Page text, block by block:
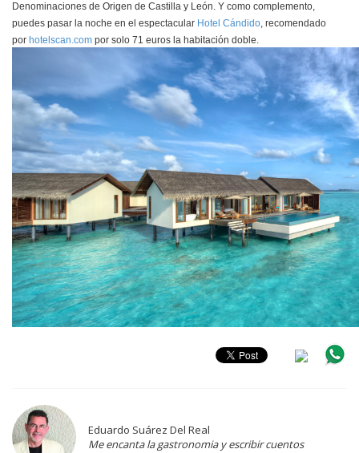
Denominaciones de Origen de Castilla y León. Y como complemento,
puedes pasar la noche en el espectacular Hotel Cándido, recomendado
por hotelscan.com por solo 71 euros la habitación doble.
Eduardo Suárez Del Real
Me encanta la gastronomia y escribir cuentos